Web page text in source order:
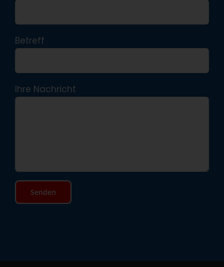
Betreff
Ihre Nachricht